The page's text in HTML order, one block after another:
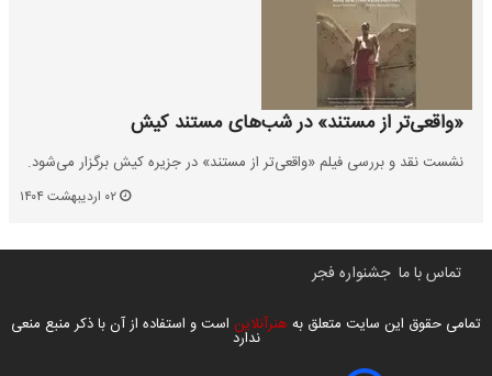
«واقعی‌تر از مستند» در شب‌های مستند کیش
نشست نقد و بررسی فیلم «واقعی‌تر از مستند» در جزیره کیش برگزار می‌شود.
تماس با ما جشنواره فجر
تمامی حقوق این سایت متعلق به هنرآنلاین است و استفاده از آن با ذکر منبع منعی
ندارد